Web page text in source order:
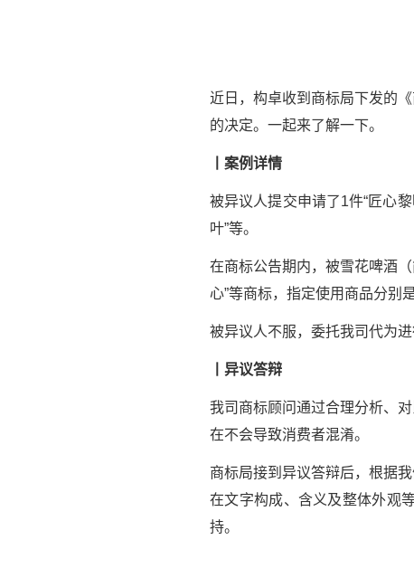
近日，构卓收到商标局下发的
的决定。一起来了解一下。
丨案例详情
被异议人提交申请了1件“匠心
叶”等。
在商标公告期内，被雪花啤酒
心”等商标，指定使用商品分别
被异议人不服，委托我司代为进
丨异议答辩
我司商标顾问通过合理分析、
在不会导致消费者混淆。
商标局接到异议答辩后，根据
在文字构成、含义及整体外观
持。